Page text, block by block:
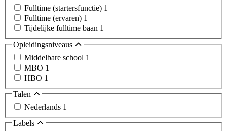
Fulltime (startersfunctie) 1
Fulltime (ervaren) 1
Tijdelijke fulltime baan 1
Opleidingsniveaus
Middelbare school 1
MBO 1
HBO 1
Talen
Nederlands 1
Labels